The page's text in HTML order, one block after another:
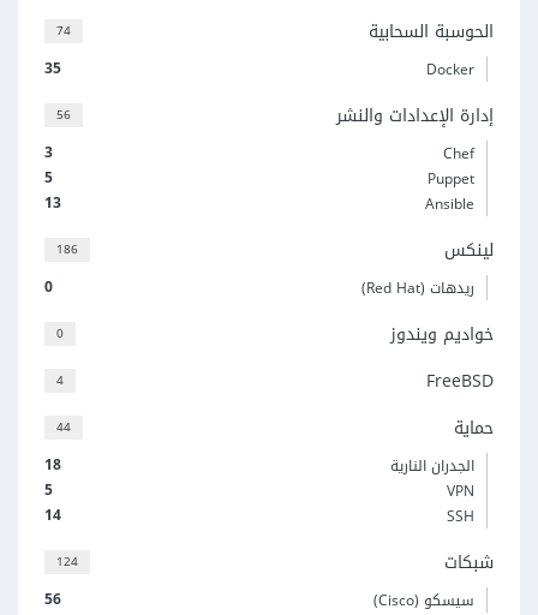
74 الحوسبة السحابية
35 Docker
56 إدارة الإعدادات والنشر
3
Chef
5
Puppet
13
Ansible
186 لينكس
0 ريدهات (Red Hat)
0 خواديم ويندوز
4 FreeBSD
44 حماية
18
الجدران النارية
5
VPN
14
SSH
124 شبكات
56 سيسكو (Cisco)